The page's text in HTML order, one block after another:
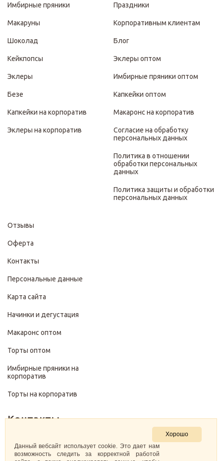
Имбирные пряники
Макаруны
Шоколад
Кейкпопсы
Эклеры
Безе
Капкейки на корпоратив
Эклеры на корпоратив
Праздники
Корпоративным клиентам
Блог
Эклеры оптом
Имбирные пряники оптом
Капкейки оптом
Макаронс на корпоратив
Согласие на обработку
персональных данных
Политика в отношении
обработки персональных
данных
Политика защиты и обработки
персональных данных
Отзывы
Оферта
Контакты
Персональные данные
Карта сайта
Начинки и дегустация
Макаронс оптом
Торты оптом
Имбирные пряники на
корпоратив
Торты на корпоратив
Контакты
+7 (499) 322-28-29
Хорошо
Данный вебсайт использует cookie. Это дает нам
возможность следить за корректной работой